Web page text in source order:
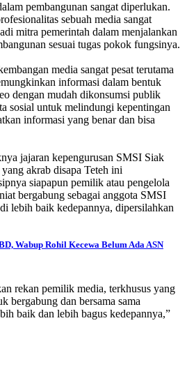
pembangunan sangat diperlukan.
sebuah media sangat
mitra pemerintah dalam menjalankan
sesuai tugas pokok fungsinya.
media sangat pesat terutama
informasi dalam bentuk
dengan mudah dikonsumsi publik
sosial untuk melindungi kepentingan
informasi yang benar dan bisa
jajaran kepengurusan SMSI Siak
akrab disapa Teteh ini
siapapun pemilik atau pengelola
bergabung sebagai anggota SMSI
lebih baik kedepannya, dipersilahkan
Wabup Rohil Kecewa Belum Ada ASN
rekan pemilik media, terkhusus yang
bergabung dan bersama sama
baik dan lebih bagus kedepannya,”